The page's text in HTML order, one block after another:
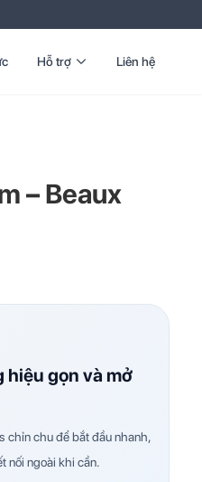
Hỗ trợ Liên hệ
– Beaux
hiệu gọn và mở
chỉn chu để bắt đầu nhanh,
nối ngoài khi cần.